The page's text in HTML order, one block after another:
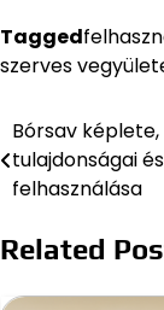
Tagged
szerves
Bejegyzés
navigáció
Bórsav képlete,
tulajdonságai és
felhasználása
Related